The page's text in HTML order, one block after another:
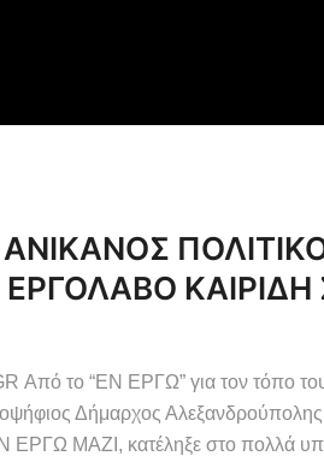
ΚΑΙΡΙΔΗ
το “ΕΝ ΕΡΓΩ” για τον τόπο
Δήμαρχος
ΜΑΖΙ, κατέληξε στο πολλά